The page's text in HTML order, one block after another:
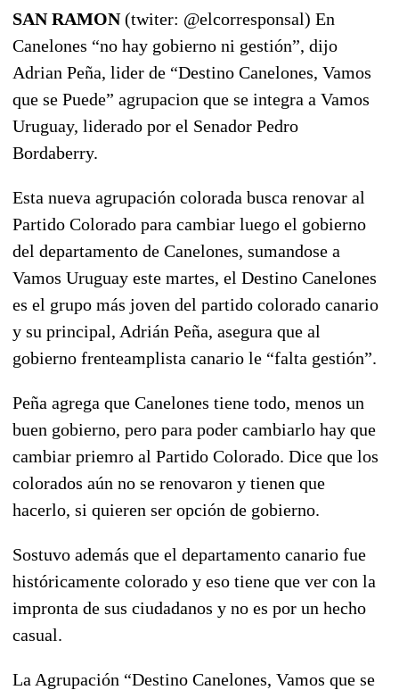
SAN RAMON(twiter: @elcorresponsal) En
Canelones “no hay gobierno ni gestión”, dijo
Adrian Peña, lider de “Destino Canelones, Vamos
que se Puede” agrupacion que se integra a Vamos
Uruguay, liderado por el Senador Pedro
Bordaberry.
Esta nueva agrupación colorada busca renovar al
Partido Colorado para cambiar luego el gobierno
del departamento de Canelones, sumandose a
Vamos Uruguay este martes, el Destino Canelones
es el grupo más joven del partido colorado canario
y su principal, Adrián Peña, asegura que al
gobierno frenteamplista canario le “falta gestión”.
Peña agrega que Canelones tiene todo, menos un
buen gobierno, pero para poder cambiarlo hay que
cambiar priemro al Partido Colorado. Dice que los
colorados aún no se renovaron y tienen que
hacerlo, si quieren ser opción de gobierno.
Sostuvo además que el departamento canario fue
históricamente colorado y eso tiene que ver con la
impronta de sus ciudadanos y no es por un hecho
casual.
La Agrupación “Destino Canelones, Vamos que se